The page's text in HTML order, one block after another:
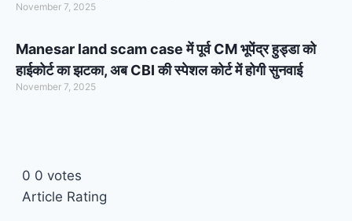
November 7, 2025
Manesar land scam case में पूर्व CM भूपेंद्र हुड्डा को
हाईकोर्ट का झटका, अब CBI की स्पेशल कोर्ट में होगी सुनवाई
November 7, 2025
0 0 votes
Article Rating